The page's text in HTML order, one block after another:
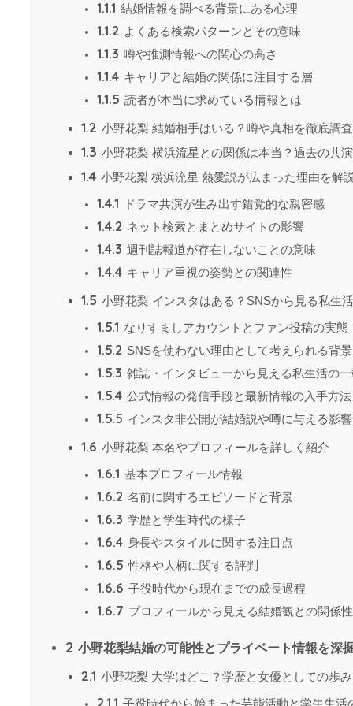
1.1.1 結婚情報を調べる背景にある心理
1.1.2 よくある検索パターンとその意味
1.1.3 噂や推測情報への関心の高さ
1.1.4 キャリアと結婚の関係に注目する層
1.1.5 読者が本当に求めている情報とは
1.2 小野花梨 結婚相手はいる？噂や真相を徹底調査
1.3 小野花梨 横浜流星との関係は本当？過去の共
1.4 小野花梨 横浜流星 熱愛説が広まった理由を解
1.4.1 ドラマ共演が生み出す錯覚的な親密感
1.4.2 ネット検索とまとめサイトの影響
1.4.3 週刊誌報道が存在しないことの意味
1.4.4 キャリア重視の姿勢との関連性
1.5 小野花梨 インスタはある？SNSから見る私生活
1.5.1 なりすましアカウントとファン投稿の実態
1.5.2 SNSを使わない理由として考えられる背景
1.5.3 雑誌・インタビューから見える私生活の一
1.5.4 公式情報の発信手段と最新情報の入手方法
1.5.5 インスタ非公開が結婚説や噂に与える影響
1.6 小野花梨 本名やプロフィールを詳しく紹介
1.6.1 基本プロフィール情報
1.6.2 名前に関するエピソードと背景
1.6.3 学歴と学生時代の様子
1.6.4 身長やスタイルに関する注目点
1.6.5 性格や人柄に関する評判
1.6.6 子役時代から現在までの成長過程
1.6.7 プロフィールから見える結婚観との関係性
2 小野花梨結婚の可能性とプライベート情報を深
2.1 小野花梨 大学はどこ？学歴と女優としての歩み